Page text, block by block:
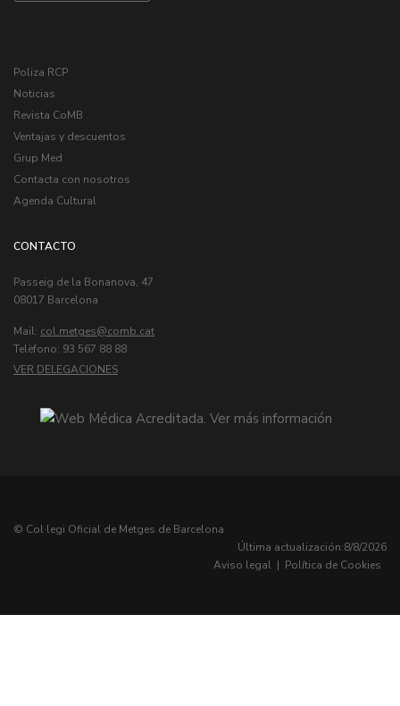
Poliza RCP
Noticias
Revista CoMB
Ventajas y descuentos
Grup Med
Contacta con nosotros
Agenda Cultural
CONTACTO
Passeig de la Bonanova, 47
08017 Barcelona
Mail: col.metges
Telèfono: 93 567 88 88
VER DELEGACIONES
© Col·legi Oficial de Metges de Barcelona
Última actualización:8/8/2026
Aviso legal | Política de Cookies